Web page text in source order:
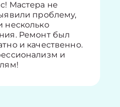
Мастера не
проблему,
несколько
Ремонт был
и качественно.
и